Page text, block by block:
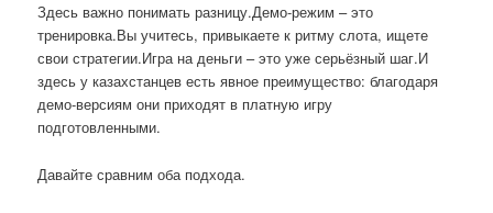
Здесь важно понимать разницу.Демо-режим – это
тренировка.Вы учитесь, привыкаете к ритму слота, ищете
свои стратегии.Игра на деньги – это уже серьёзный шаг.И
здесь у казахстанцев есть явное преимущество: благодаря
демо-версиям они приходят в платную игру
подготовленными.
Давайте сравним оба подхода.